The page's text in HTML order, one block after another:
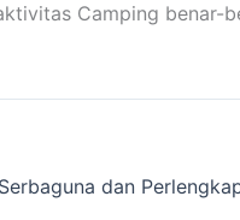
Camping benar-